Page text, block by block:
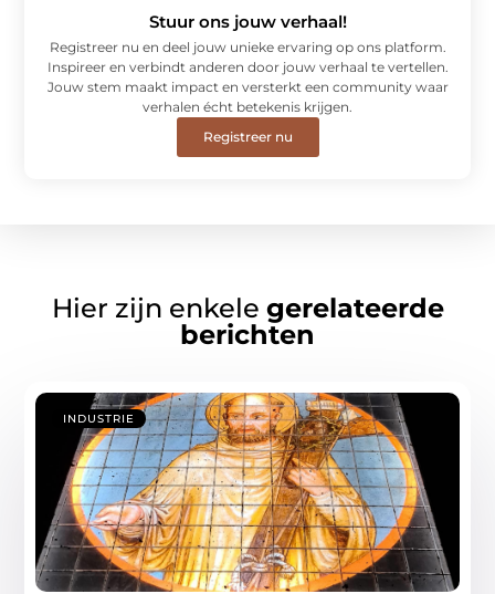
Stuur ons jouw verhaal!
Registreer nu en deel jouw unieke ervaring op ons platform.
Inspireer en verbindt anderen door jouw verhaal te vertellen.
Jouw stem maakt impact en versterkt een community waar
verhalen écht betekenis krijgen.
Registreer nu
Hier zijn enkele gerelateerde
berichten
INDUSTRIE